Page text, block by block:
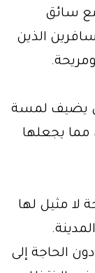
مع سائق
والمسافرين الذين
يضيف لمسة
مما يجعلها
لا مثيل لها
الحاجة إلى